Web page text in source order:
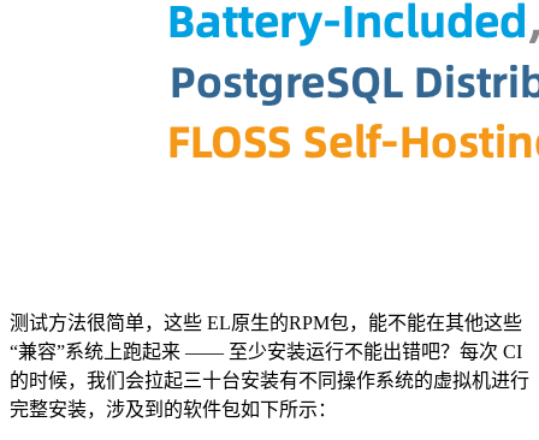
测试方法很简单，这些 EL原生的RPM包，能不能在其他这些
“兼容”系统上跑起来 —— 至少安装运行不能出错吧？每次 CI
的时候，我们会拉起三十台安装有不同操作系统的虚拟机进行
完整安装，涉及到的软件包如下所示：